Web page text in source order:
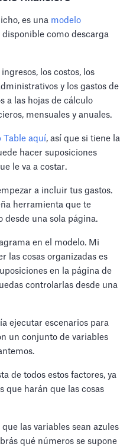
es una modelo
disponible como descarga
los costos, los
y los gastos de
a las hojas de cálculo
mensuales y anuales.
Table aquí, así que si tiene la
hacer suposiciones
le va a costar.
a incluir tus gastos.
herramienta que te
una sola página.
en el modelo. Mi
las cosas organizadas es
en la página de
controlarlas desde una
ejecutar escenarios para
un conjunto de variables
de todos estos factores, ya
que harán que las cosas
las variables sean azules
qué números se supone